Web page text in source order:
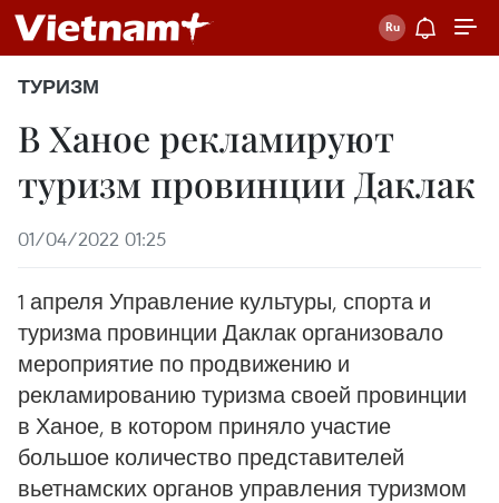
ТУРИЗМ
В Ханое рекламируют
туризм провинции Даклак
01/04/2022 01:25
1 апреля Управление культуры, спорта и
туризма провинции Даклак организовало
мероприятие по продвижению и
рекламированию туризма своей провинции
в Ханое, в котором приняло участие
большое количество представителей
вьетнамских органов управления туризмом